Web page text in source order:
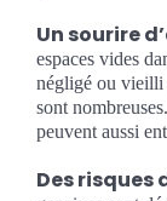
Un sourire
espaces vides
négligé ou vieilli
sont
peuvent aussi
Des risques